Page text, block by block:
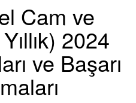
Cam ve
2024
ve Başarı